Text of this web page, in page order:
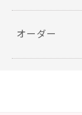
オーダー